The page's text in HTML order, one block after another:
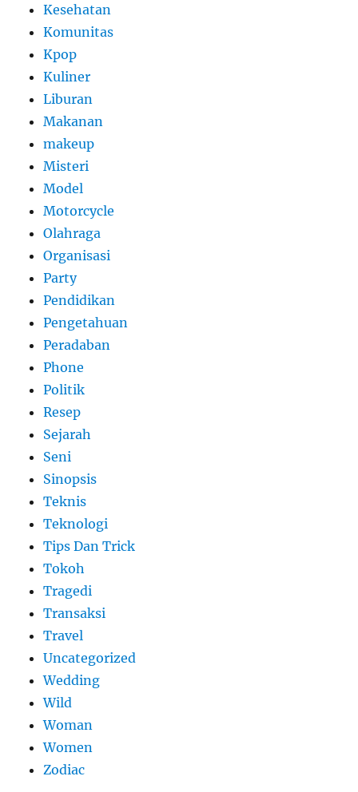
Kesehatan
Komunitas
Kpop
Kuliner
Liburan
Makanan
makeup
Misteri
Model
Motorcycle
Olahraga
Organisasi
Party
Pendidikan
Pengetahuan
Peradaban
Phone
Politik
Resep
Sejarah
Seni
Sinopsis
Teknis
Teknologi
Tips Dan Trick
Tokoh
Tragedi
Transaksi
Travel
Uncategorized
Wedding
Wild
Woman
Women
Zodiac